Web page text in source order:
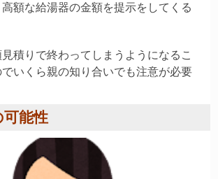
額な給湯器の金額を提示をしてくる
積りで終わってしまうようになるこ
いくら親の知り合いでも注意が必要
可能性